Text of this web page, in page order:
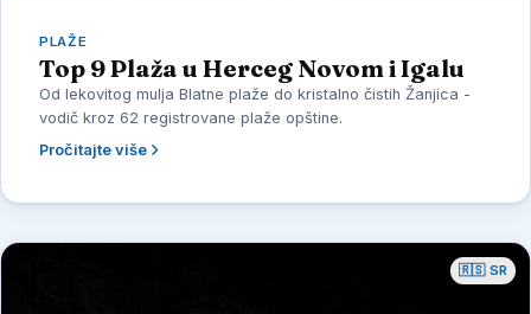
PLAŽE
Top 9 Plaža u Herceg Novom i Igalu
Od lekovitog mulja Blatne plaže do kristalno čistih Žanjica -
vodič kroz 62 registrovane plaže opštine.
Pročitajte više
🇷🇸 SR